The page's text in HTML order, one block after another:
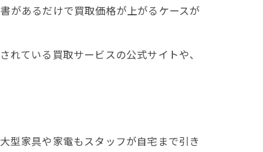
があるだけで買取価格が上がるケースが
ている買取サービスの公式サイトや、
型家具や家電もスタッフが自宅まで引き